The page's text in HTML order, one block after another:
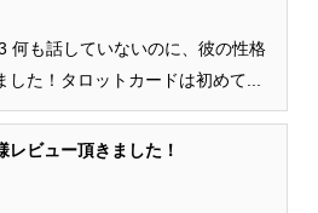
何も話していないのに、彼の性格
した！タロットカードは初めて...
レビュー頂きました！